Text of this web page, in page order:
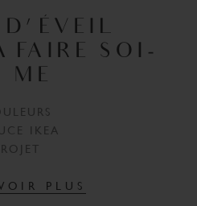
D'ÉVEIL
FAIRE SOI-
IKEA
PLUS